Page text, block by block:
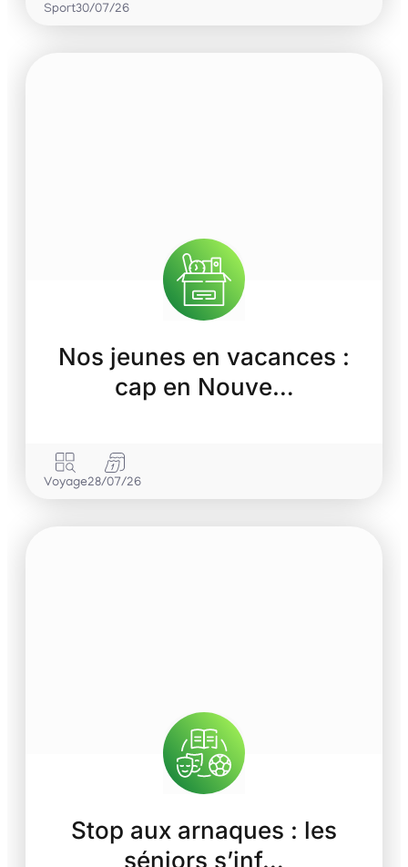
Sport30/07/26
Nos jeunes en vacances :
cap en Nouve…
Voyage28/07/26
Stop aux arnaques : les
séniors s’inf…